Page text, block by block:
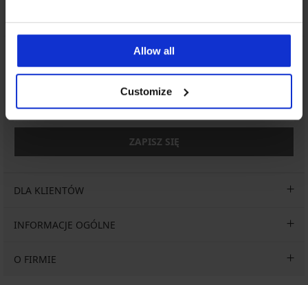
Allow all
Customize
Czy chcesz być informowany o nowościach?
ZAPISZ SIĘ
DLA KLIENTÓW
INFORMACJE OGÓLNE
O FIRMIE